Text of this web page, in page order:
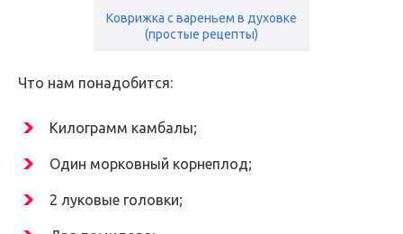
Коврижка с вареньем в духовке
(простые рецепты)
Что нам понадобится:
Килограмм камбалы;
Один морковный корнеплод;
2 луковые головки;